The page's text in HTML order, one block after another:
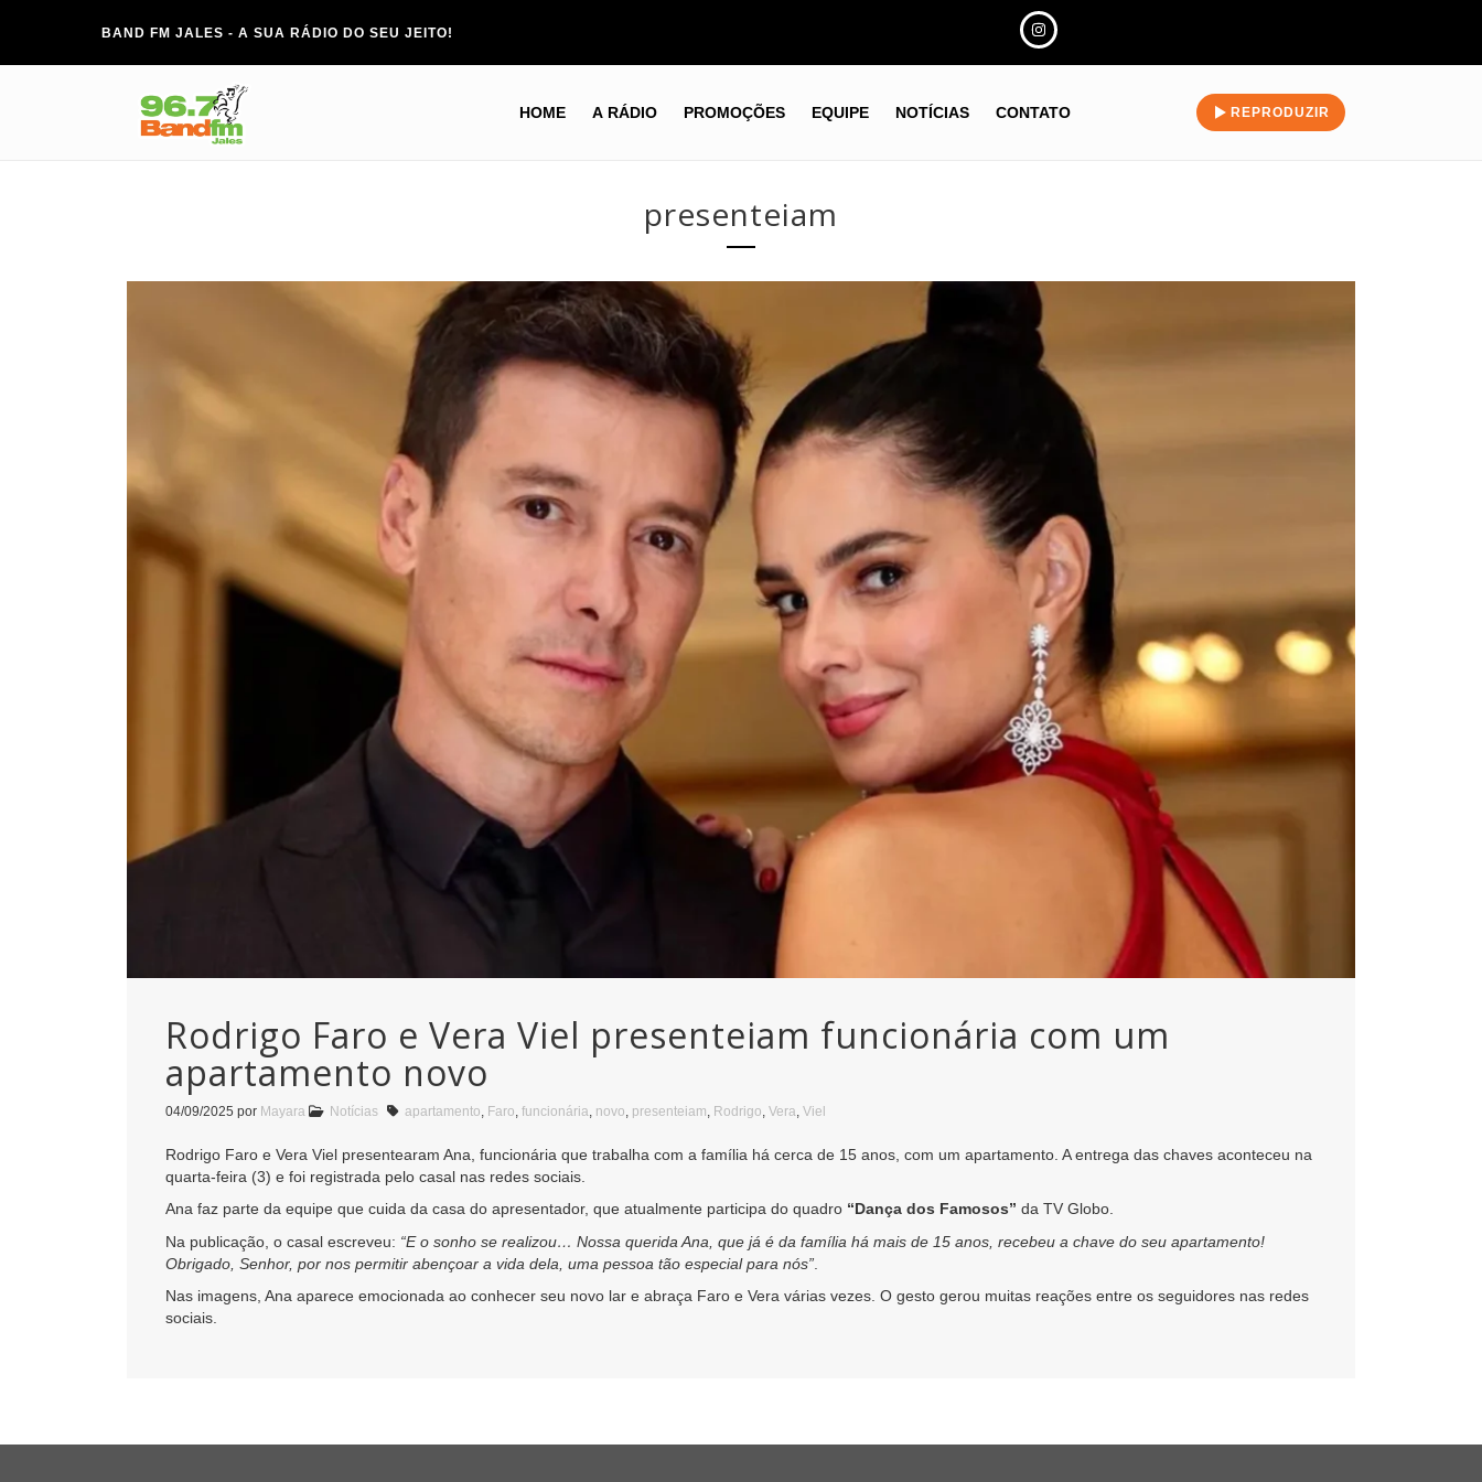
BAND FM JALES - A SUA RÁDIO DO SEU JEITO!
HOME A RÁDIO PROMOÇÕES EQUIPE NOTÍCIAS CONTATO REPRODUZIR
presenteiam
Rodrigo Faro e Vera Viel presenteiam funcionária com um
apartamento novo
04/09/2025 por Mayara Notícias apartamento, Faro, funcionária, novo, presenteiam, Rodrigo, Vera, Viel
Rodrigo Faro e Vera Viel presentearam Ana, funcionária que trabalha com a família há cerca de 15 anos, com um apartamento. A entrega das chaves aconteceu na
quarta-feira (3) e foi registrada pelo casal nas redes sociais.
Ana faz parte da equipe que cuida da casa do apresentador, que atualmente participa do quadro “Dança dos Famosos” da TV Globo.
Na publicação, o casal escreveu: “E o sonho se realizou… Nossa querida Ana, que já é da família há mais de 15 anos, recebeu a chave do seu apartamento!
Obrigado, Senhor, por nos permitir abençoar a vida dela, uma pessoa tão especial para nós”
Nas imagens, Ana aparece emocionada ao conhecer seu novo lar e abraça Faro e Vera várias vezes. O gesto gerou muitas reações entre os seguidores nas redes
sociais.